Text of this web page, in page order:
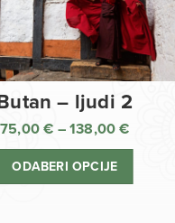
– ljudi 2
75,00€ – 138,00€
ODABERI OPCIJE